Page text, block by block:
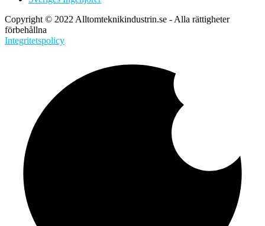
Copyright © 2022 Alltomteknikindustrin.se - Alla rättigheter
förbehållna
Integritetspolicy